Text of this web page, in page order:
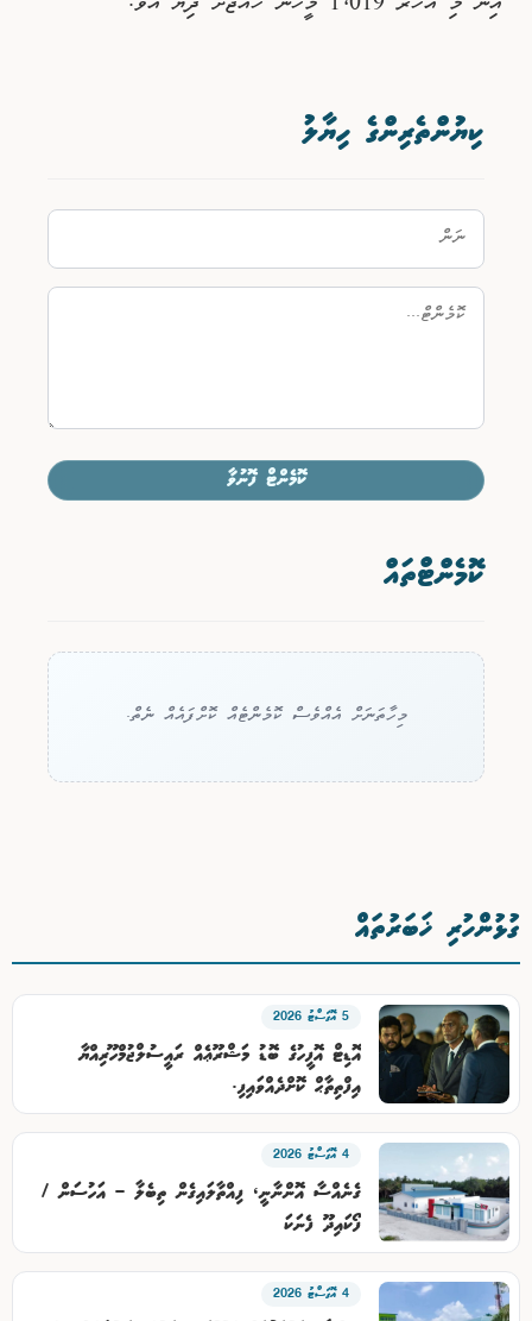
ކިޔުންތެރިންގެ ހިޔާލު
ކޮމެންޓް ފޮނުވާ
ކޮމެންޓްތައް
މިހާތަނަށް އެއްވެސް ކޮމެންޓެއް ކޮށްފައެއް ނެތް.
ގުޅުންހުރި ޚަބަރުތައް
5 އޮގަސްޓު 2026
އޮޑިޓް އޮފީހުގެ ބޮޑު މަޝްރޫޢެއް ރައީސުލްޖުމްހޫރިއްޔާ
އިފްތިތާޙް ކޮށްދެއްވައިފި.
4 އޮގަސްޓު 2026
ގެނެއްސާ އޮންނާނީ، ފިއްތާލައިގެން ތިބެލާ – އަހުސަން /
ފޯކައިދޫ ފެނަކަ
4 އޮގަސްޓު 2026